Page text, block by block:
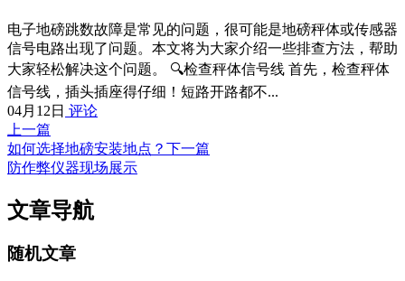
电子地磅跳数故障是常见的问题，很可能是地磅秤体或传感器
信号电路出现了问题。本文将为大家介绍一些排查方法，帮助
大家轻松解决这个问题。 🔍检查秤体信号线 首先，检查秤体
信号线，插头插座得仔细！短路开路都不...
04月12日 评论
上一篇
如何选择地磅安装地点？ 下一篇
防作弊仪器现场展示
文章导航
随机文章